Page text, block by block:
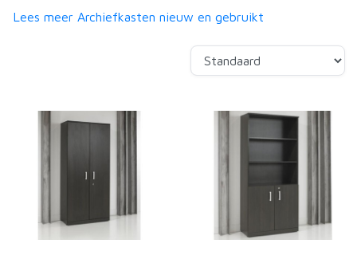
Lees meer Archiefkasten nieuw en gebruikt